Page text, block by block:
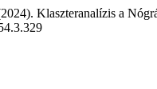
Klaszteranalízis a